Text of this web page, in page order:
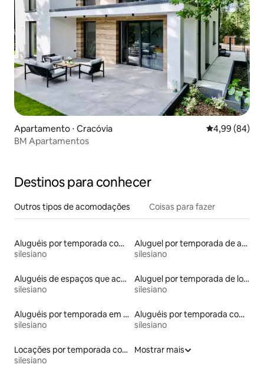
Apartamento ⋅ Cracóvia 4,99 de uma
4,99 (84)
BM Apartamentos
Destinos para conhecer
Outros tipos de acomodações Coisas para fazer
Aluguéis por temporada com suítes privativas
silesiano
Aluguel por temporada de apart-hotéis
silesiano
Aluguéis de espaços que aceitam animais de estimação
silesiano
Aluguel por temporada de lofts
silesiano
Aluguéis por temporada em hotéis-fazenda
silesiano
Aluguéis por temporada com acesso ao lago
silesiano
Locações por temporada com piscina
silesiano
Mostrar mais